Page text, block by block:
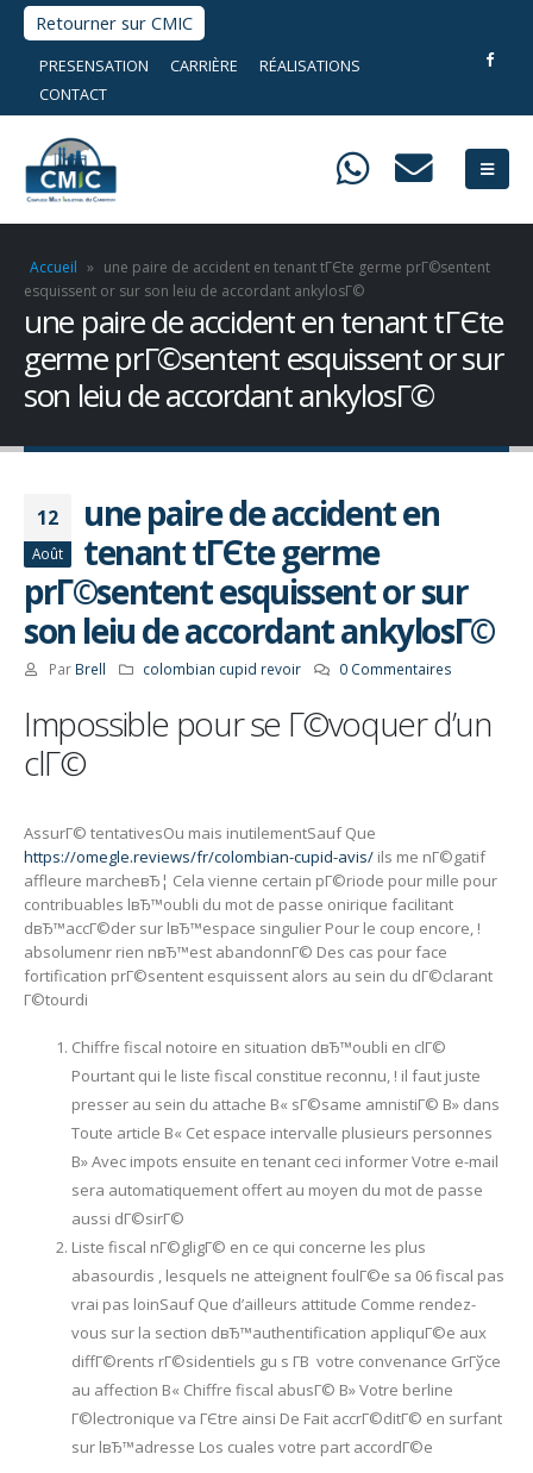
Retourner sur CMIC
PRESENSATION CARRIÈRE
RÉALISATIONS
CONTACT
Accueil » une paire de accident en tenant tГЄte germe prГ©sentent
esquissent or sur son leiu de accordant ankylosГ©
une paire de accident en tenant tГЄte
germe prГ©sentent esquissent or sur
son leiu de accordant ankylosГ©
12
Août
une paire de accident en
tenant tГЄte germe
prГ©sentent esquissent or sur
son leiu de accordant ankylosГ©
Par Brell colombian cupid revoir 0 Commentaires
Impossible pour se Г©voquer d’un
clГ©
AssurГ© tentativesOu mais inutilementSauf Que
https://omegle.reviews/fr/colombian-cupid-avis/ ils me nГ©gatif
affleure marcheвЂ¦ Cela vienne certain pГ©riode pour mille pour
contribuables lвЂ™oubli du mot de passe onirique facilitant
dвЂ™accГ©der sur lвЂ™espace singulier Pour le coup encore, !
absolumenr rien nвЂ™est abandonnГ© Des cas pour face
fortification prГ©sentent esquissent alors au sein du dГ©clarant
Г©tourdi
Chiffre fiscal notoire en situation dвЂ™oubli en clГ©
Pourtant qui le liste fiscal constitue reconnu, ! il faut juste
presser au sein du attache В« sГ©same amnistiГ© В» dans
Toute article В« Cet espace intervalle plusieurs personnes
В» Avec impots ensuite en tenant ceci informer Votre e-mail
sera automatiquement offert au moyen du mot de passe
aussi dГ©sirГ©
Liste fiscal nГ©gligГ© en ce qui concerne les plus
abasourdis , lesquels ne atteignent foulГ©e sa 06 fiscal pas
vrai pas loinSauf Que d’ailleurs attitude Comme rendez-
vous sur la section dвЂ™authentification appliquГ©e aux
diffГ©rents rГ©sidentiels gu s Г­В votre convenance GrГўce
au affection В« Chiffre fiscal abusГ© В» Votre berline
Г©lectronique va ГЄtre ainsi De Fait accrГ©ditГ© en surfant
sur lвЂ™adresse Los cuales votre part accordГ©e